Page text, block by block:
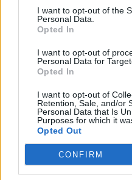
I want to opt-out of the
Personal Data.
Opted In
I want to opt-out of
Personal Data for
Opted In
I want to opt-out of
Retention, Sale, and/or
Personal Data that Is
Purposes for which it
Opted Out
CONFIRM
7 Αυγούστου, 2026
Τραυματίες 11 άμαχοι στη
7 Αυγούστου, 2026
«Δεν το πιστεύουμε», λένε
Λέσβο που κατηγορείται για
7 Αυγούστου, 2026
Ταϊλάνδη: Μαθητής άνοιξε